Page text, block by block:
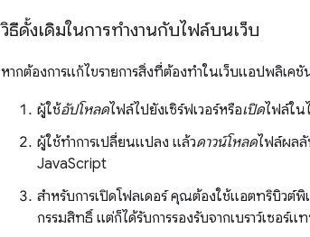
วิธีดั้งเดิมในการทำงานกับไฟล์บนเว็บ
หากต้องการแก้ไขรายการสิ่งที่ต้องทำในเว็บแอปพลิเ
ผู้ใช้อัปโหลดไฟล์ไปยังเซิร์ฟเวอร์หรือเปิดไฟล์ใน
ผู้ใช้ทำการเปลี่ยนแปลง แล้วดาวน์โหลดไฟล์ผล
JavaScript
สำหรับการเปิดโฟลเดอร์ คุณต้องใช้แอตทริบิวต์พิ
กรรมสิทธิ์ แต่ก็ได้รับการรองรับจากเบราว์เซอร์